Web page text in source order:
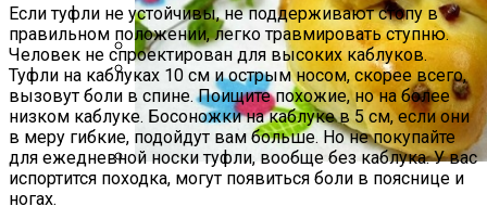
Какие Растения Сажать Для Удачи,
Любви И Богатства
Маникюр С Разноцветными
Стрелочками
Пирожки С Мясом «Поросята»
Если туфли не устойчивы, не поддерживают стопу в
правильном положении, легко травмировать ступню.
Человек не спроектирован для высоких каблуков.
Туфли на каблуках 10 см и острым носом, скорее всего,
вызовут боли в спине. Поищите похожие, но на более
низком каблуке. Босоножки на каблуке в 5 см, если они
в меру гибкие, подойдут вам больше. Но не покупайте
для ежедневной носки туфли, вообще без каблука. У вас
испортится походка, могут появиться боли в пояснице и
ногах.